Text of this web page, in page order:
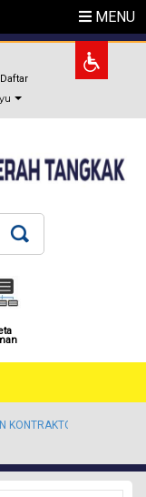
MENU
Daftar
KONTRAKTOR KALI